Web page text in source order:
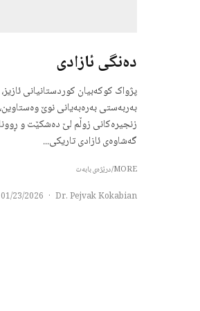
دەنگی ئازادی
پژواک کوکەبیان کوردستانیانی
بەربەستی بەرەبەیانی نوێ
زنجیرەکانی زوڵم لێ دەشکێت و
گەشاوەی ئازادی تاریکی...
MORE/درێژەی بابەت
Dr. Pejvak Kokabian
·
01/23/2026